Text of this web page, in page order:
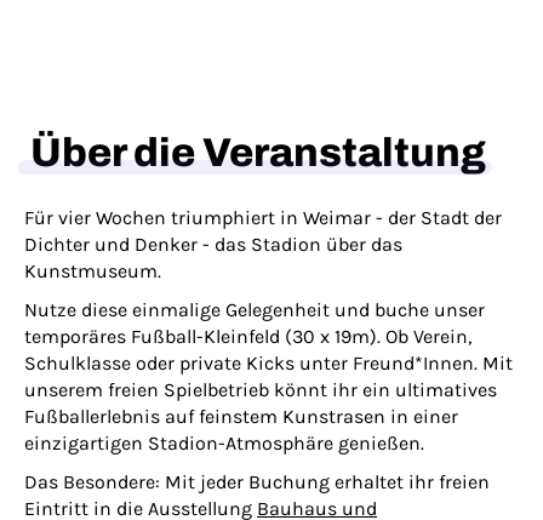
Über die Veranstaltung
Für vier Wochen triumphiert in Weimar - der Stadt der
Dichter und Denker - das Stadion über das
Kunstmuseum.
Nutze diese einmalige Gelegenheit und buche unser
temporäres Fußball-Kleinfeld (30 x 19m). Ob Verein,
Schulklasse oder private Kicks unter Freund*Innen. Mit
unserem freien Spielbetrieb könnt ihr ein ultimatives
Fußballerlebnis auf feinstem Kunstrasen in einer
einzigartigen Stadion-Atmosphäre genießen.
Das Besondere: Mit jeder Buchung erhaltet ihr freien
Eintritt in die Ausstellung Bauhaus und